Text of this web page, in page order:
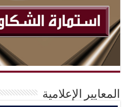
المعايير الإعلامية